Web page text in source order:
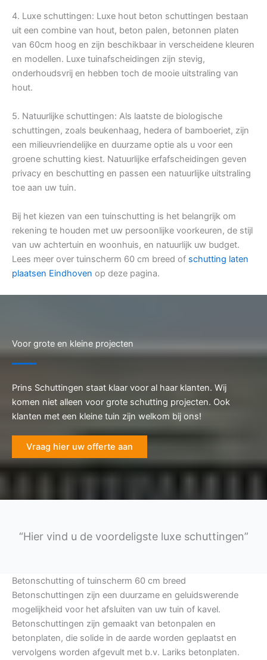
4. Luxe schuttingen: Luxe hout beton schuttingen bestaan
uit een combine van hout, beton palen, betonnen platen
van 60cm hoog en zijn beschikbaar in verscheidene kleuren
en modellen. Luxe tuinafscheidingen zijn stevig,
onderhoudsvrij en hebben toch de mooie uitstraling van
hout.
5. Natuurlijke schuttingen: Als laatste de biologische
schuttingen, zoals beukenhaag, hedera of bamboeriet, zijn
een milieuvriendelijke en duurzame optie als u voor een
groene schutting kiest. Natuurlijke erfafscheidingen geven
privacy en beschutting en passen een natuurlijke uitstraling
toe aan uw tuin.
Bij het kiezen van een tuinschutting is het belangrijk om
rekening te houden met uw persoonlijke voorkeuren, de stijl
van uw achtertuin en woonhuis, en natuurlijk uw budget.
Lees meer over tuinscherm 60 cm breed of schutting laten
plaatsen Eindhoven op deze pagina.
Voor grote en kleine projecten
Prins Schuttingen staat klaar voor al haar klanten. Wij
komen niet alleen voor grote schutting projecten. Ook
klanten met een kleine tuin zijn welkom bij ons!
Vraag hier uw offerte aan
“Hier vind u de voordeligste luxe schuttingen”
Betonschutting of tuinscherm 60 cm breed
Betonschuttingen zijn een duurzame en geluidswerende
mogelijkheid voor het afsluiten van uw tuin of kavel.
Betonschuttingen zijn gemaakt van betonpalen en
betonplaten, die solide in de aarde worden geplaatst en
vervolgens worden afgevult met b.v. Lariks betonplaten.